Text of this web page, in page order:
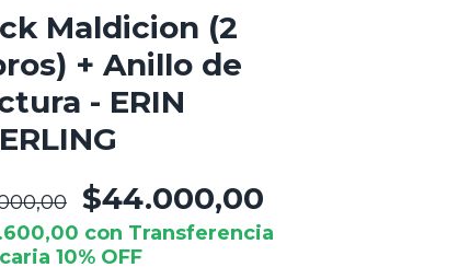
Maldicion (2
+ Anillo de
- ERIN
$44.000,00
con Transferencia
10% OFF